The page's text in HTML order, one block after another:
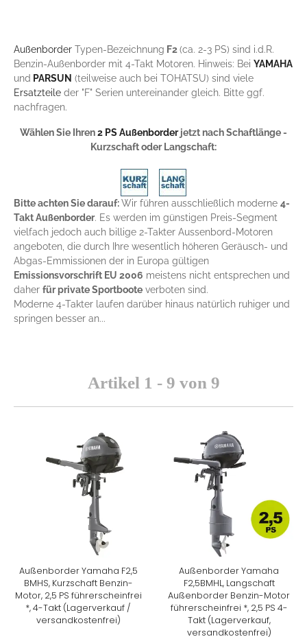
Außenborder Typen-Bezeichnung F2(ca. 2-3 PS) sind i.d.R.
Benzin-Außenborder mit 4-Takt Motoren. Hinweis: Bei YAMAHA
und PARSUN (teilweise auch bei TOHATSU) sind viele
Ersatzteile der "F" Serien untereinander gleich. Bitte ggf.
nachfragen.
Wählen Sie Ihren2 PS Außenborderjetzt nach Schaftlänge -
Kurzschaft oder Langschaft:
Bitte achten Sie darauf:Wir führen ausschließlich moderne 4-
Takt Außenborder. Es werden im günstigen Preis-Segment
vielfach jedoch auch billige 2-Takter Aussenbord-Motoren
angeboten, die durch Ihre wesentlich höheren Geräusch- und
Abgas-Emmissionen der in Europa gültigen
Emissionsvorschrift EU 2006 meistens nicht entsprechen und
daher für private Sportboote verboten sind.
Moderne 4-Takter laufen darüber hinaus natürlich ruhiger und
springen besser an...
Artikel 1 - 9 von 9
Außenborder Yamaha F2,5
BMHS, Kurzschaft Benzin-
Motor, 2,5 PS führerscheinfrei
*, 4-Takt (Lagerverkauf /
versandkostenfrei)
Außenborder Yamaha
F2,5BMHL, Langschaft
Außenborder Benzin-Motor
führerscheinfrei *, 2,5 PS 4-
Takt (Lagerverkauf,
versandkostenfrei)